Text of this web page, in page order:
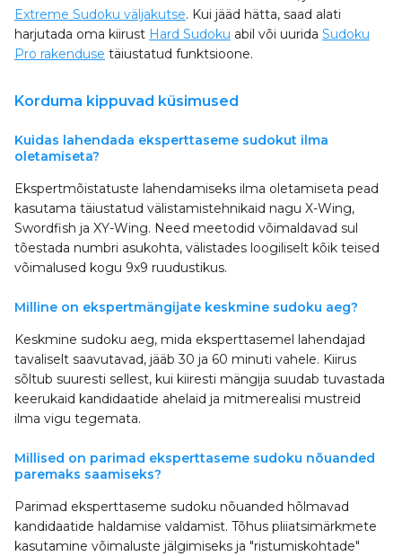
Extreme Sudoku väljakutse. Kui jääd hätta, saad alati
harjutada oma kiirust Hard Sudoku abil või uurida Sudoku
Pro rakenduse täiustatud funktsioone.
Korduma kippuvad küsimused
Kuidas lahendada eksperttaseme sudokut ilma
oletamiseta?
Ekspertmõistatuste lahendamiseks ilma oletamiseta pead
kasutama täiustatud välistamistehnikaid nagu X-Wing,
Swordfish ja XY-Wing. Need meetodid võimaldavad sul
tõestada numbri asukohta, välistades loogiliselt kõik teised
võimalused kogu 9x9 ruudustikus.
Milline on ekspertmängijate keskmine sudoku aeg?
Keskmine sudoku aeg, mida eksperttasemel lahendajad
tavaliselt saavutavad, jääb 30 ja 60 minuti vahele. Kiirus
sõltub suuresti sellest, kui kiiresti mängija suudab tuvastada
keerukaid kandidaatide ahelaid ja mitmerealisi mustreid
ilma vigu tegemata.
Millised on parimad eksperttaseme sudoku nõuanded
paremaks saamiseks?
Parimad eksperttaseme sudoku nõuanded hõlmavad
kandidaatide haldamise valdamist. Tõhus pliiatsimärkmete
kasutamine võimaluste jälgimiseks ja "ristumiskohtade"